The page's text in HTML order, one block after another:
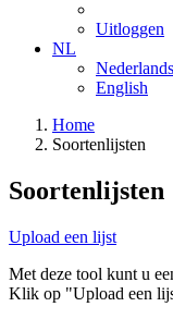
Uitloggen
NL
Nederlands
English
Home
Soortenlijsten
Soortenlijsten
Upload een lijst
Met deze tool kunt u
Klik op "Upload een